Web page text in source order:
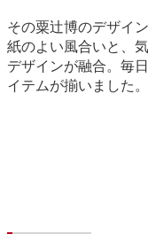
その粟辻博のデザイ
紙のよい風合いと、
デザインが融合。毎
イテムが揃いました。